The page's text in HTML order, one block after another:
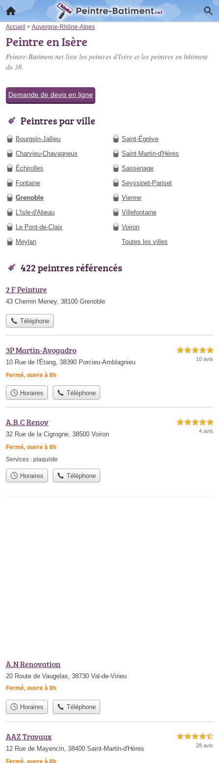
Accueil > Auvergne-Rhône-Alpes
Peintre en Isère
Peintre-Batiment.net liste les peintres d'Isère et les peintres en bâtiment
du 38.
Demande de devis en ligne
Peintres par ville
Bourgoin-Jallieu
Charvieu-Chavagneux
Échirolles
Fontaine
Grenoble
L'Isle-d'Abeau
Le Pont-de-Claix
Meylan
Saint-Égrève
Saint-Martin-d'Hères
Sassenage
Seyssinet-Pariset
Vienne
Villefontaine
Voiron
Toutes les villes
422 peintres référencés
2 F Peinture
43 Chemin Meney, 38100 Grenoble
Téléphone
3P Martin-Avogadro
10 Rue de l'Étang, 38390 Porcieu-Amblagnieu
Fermé, ouvre à 8h
5,0 étoiles sur 5
10 avis
Horaires Téléphone
A.B.C Renov
32 Rue de la Cigrogne, 38500 Voiron
Fermé, ouvre à 8h
5,0 étoiles sur 5
4 avis
Services : plaquiste
Horaires Téléphone
A.N Renovation
20 Route de Vaugelas, 38730 Val-de-Virieu
Fermé, ouvre à 8h
Horaires Téléphone
AAZ Travaux
12 Rue de Mayencin, 38400 Saint-Martin-d'Hères
Fermé, ouvre à 8h
4,5 étoiles sur 5
28 avis